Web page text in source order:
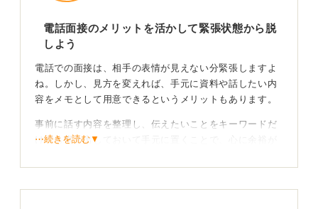
電話面接のメリットを活かして緊張状態から脱
しよう
電話での面接は、相手の表情が見えない分緊張しますよ
ね。しかし、見方を変えれば、手元に資料や話したい内
容をメモとして用意できるというメリットもあります。
事前に話す内容を整理し、伝えたいことをキーワードだ
けでも書き出しておいて手元に置くことで、心に余裕が
ではなく、自然に話せるような準備が大切になります。
⋯続きを読む▼